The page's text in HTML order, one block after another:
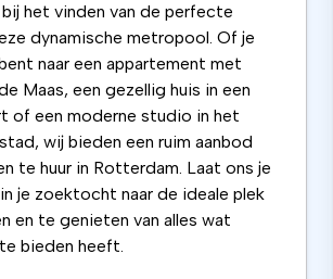
het vinden van de perfecte
dynamische metropool. Of je
naar een appartement met
Maas, een gezellig huis in een
of een moderne studio in het
wij bieden een ruim aanbod
te huur in Rotterdam. Laat ons je
je zoektocht naar de ideale plek
en te genieten van alles wat
bieden heeft.